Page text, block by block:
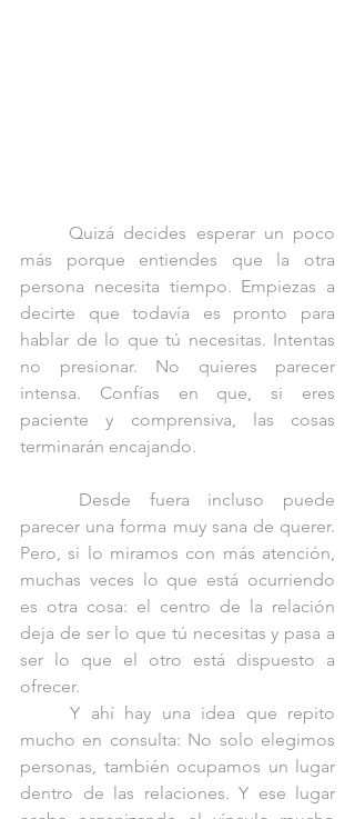
más porque entiendes que la otra
persona necesita tiempo. Empiezas a
decirte que todavía es pronto para
hablar de lo que tú necesitas. Intentas
no presionar. No quieres parecer
intensa. Confías en que, si eres
paciente y comprensiva, las cosas
terminarán encajando.
parecer una forma muy sana de querer.
Pero, si lo miramos con más atención,
muchas veces lo que está ocurriendo
es otra cosa: el centro de la relación
deja de ser lo que tú necesitas y pasa a
ser lo que el otro está dispuesto a
ofrecer.
	Y ahí hay una idea que repito
mucho en consulta: No solo elegimos
personas, también ocupamos un lugar
dentro de las relaciones. Y ese lugar